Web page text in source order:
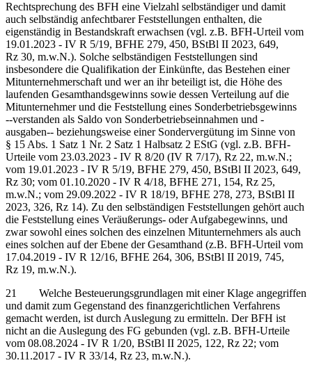
Rechtsprechung des BFH eine Vielzahl selbständiger und damit
auch selbständig anfechtbarer Feststellungen enthalten, die
eigenständig in Bestandskraft erwachsen (vgl. z.B. BFH-Urteil vom
19.01.2023 - IV R 5/19, BFHE 279, 450, BStBl II 2023, 649,
Rz 30, m.w.N.). Solche selbständigen Feststellungen sind
insbesondere die Qualifikation der Einkünfte, das Bestehen einer
Mitunternehmerschaft und wer an ihr beteiligt ist, die Höhe des
laufenden Gesamthandsgewinns sowie dessen Verteilung auf die
Mitunternehmer und die Feststellung eines Sonderbetriebsgewinns
‑‑verstanden als Saldo von Sonderbetriebseinnahmen und -
ausgaben‑‑ beziehungsweise einer Sondervergütung im Sinne von
§ 15 Abs. 1 Satz 1 Nr. 2 Satz 1 Halbsatz 2 EStG (vgl. z.B. BFH-
Urteile vom 23.03.2023 - IV R 8/20 (IV R 7/17), Rz 22, m.w.N.;
vom 19.01.2023 - IV R 5/19, BFHE 279, 450, BStBl II 2023, 649,
Rz 30; vom 01.10.2020 - IV R 4/18, BFHE 271, 154, Rz 25,
m.w.N.; vom 29.09.2022 - IV R 18/19, BFHE 278, 273, BStBl II
2023, 326, Rz 14). Zu den selbständigen Feststellungen gehört auch
die Feststellung eines Veräußerungs- oder Aufgabegewinns, und
zwar sowohl eines solchen des einzelnen Mitunternehmers als auch
eines solchen auf der Ebene der Gesamthand (z.B. BFH-Urteil vom
17.04.2019 - IV R 12/16, BFHE 264, 306, BStBl II 2019, 745,
Rz 19, m.w.N.).
21 Welche Besteuerungsgrundlagen mit einer Klage angegriffen
und damit zum Gegenstand des finanzgerichtlichen Verfahrens
gemacht werden, ist durch Auslegung zu ermitteln. Der BFH ist
nicht an die Auslegung des FG gebunden (vgl. z.B. BFH-Urteile
vom 08.08.2024 - IV R 1/20, BStBl II 2025, 122, Rz 22; vom
30.11.2017 - IV R 33/14, Rz 23, m.w.N.).